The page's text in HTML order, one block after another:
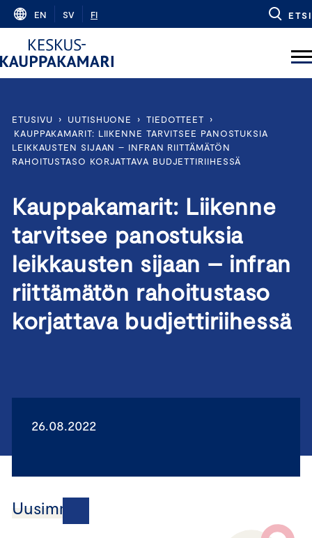
Skip
content
EN SV FI ETSI
ETUSIVU › UUTISHUONE › TIEDOTTEET
›
KAUPPAKAMARIT: LIIKENNE TARVITSEE PANOSTUKSIA
LEIKKAUSTEN SIJAAN – INFRAN RIITTÄMÄTÖN
RAHOITUSTASO KORJATTAVA BUDJETTIRIIHESSÄ
Kauppakamarit: Liikenne
tarvitsee panostuksia
leikkausten sijaan – infran
riittämätön rahoitustaso
korjattava budjettiriihessä
26.08.2022
Uusimmat